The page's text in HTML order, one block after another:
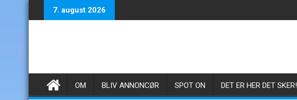
to
7. august 2026
OM BLIV ANNONCØR SPOT ON DET ER HER DET SKER!